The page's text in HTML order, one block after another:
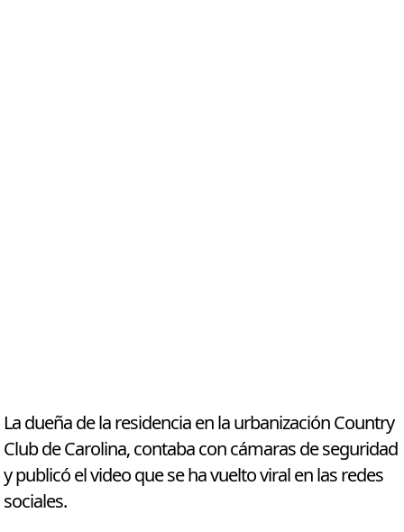
La dueña de la residencia en la urbanización Country
Club de Carolina, contaba con cámaras de seguridad
y publicó el video que se ha vuelto viral en las redes
sociales.